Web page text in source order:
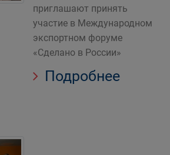
приглашают принять
участие в Международном
экспортном форуме
«Сделано в России»
Подробнее